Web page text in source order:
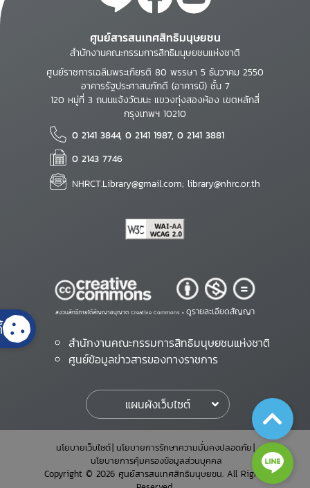
ศูนย์สารสนเทศสิทธิมนุษยชน
สำนักงานคณะกรรมการสิทธิมนุษยชนแห่งชาติ
ศูนย์ราชการเฉลิมพระเกียรติ 80 พรรษา 5 ธันวาคม 2550
อาคารรัฐประศาสนภักดี (อาคารบี) ชั้น 7
120 หมู่ที่ 3 ถนนแจ้งวัฒนะ แขวงทุ่งสองห้อง เขตหลักสี่
กรุงเทพฯ 10210
0 2141 3844, 0 2141 1987, 0 2141 3881
0 2143 7746
NHRCT.Library@gmail.com; library@nhrc.or.th
สงวนสิทธิ์ภายใต้สัญญาอนุญาต Creative Commons • ดูรายละเอียดสัญญา
สำนักงานคณะกรรมการสิทธิมนุษยชนแห่งชาติ
ศูนย์ข้อมูลข่าวสารของทางราชการ
แผนผังเว็บไซต์
นโยบายเว็บไซต์ นโยบายการรักษาความมั่นคงปลอดภัย
นโยบายการคุ้มครองข้อมูลส่วนบุคคล
Copyright © 2026 ศูนย์สารสนเทศสิทธิมนุษยชน. All Rights